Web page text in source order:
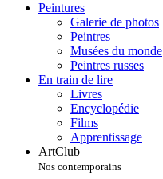
Peintures
Galerie de photos
Peintres
Musées du monde
Peintres russes
En train de lire
Livres
Encyclopédie
Films
Apprentissage
ArtClub
Nos contemporains